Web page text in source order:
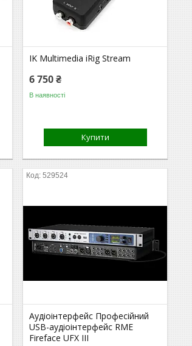
IK Multimedia iRig Stream
6 750 ₴
В наявності
Купити
529524
Аудіоінтерфейс Професійний
USB-аудіоінтерфейс RME
Fireface UFX III